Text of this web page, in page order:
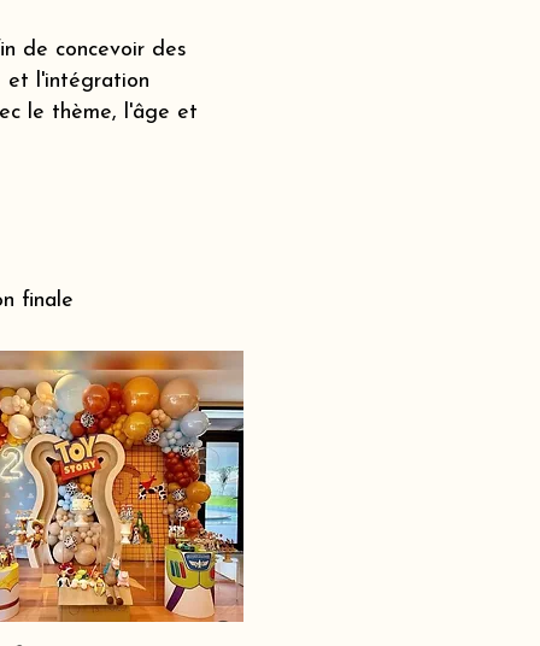
de concevoir des
et l'intégration
le thème, l'âge et
finale